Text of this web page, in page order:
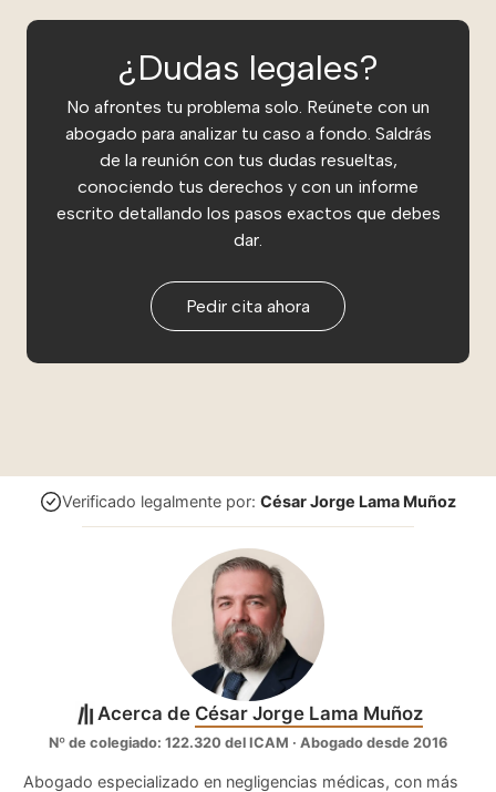
¿Dudas legales?
No afrontes tu problema solo. Reúnete con un
abogado para analizar tu caso a fondo. Saldrás
de la reunión con tus dudas resueltas,
conociendo tus derechos y con un informe
escrito detallando los pasos exactos que debes
dar.
Pedir cita ahora
Verificado legalmente por: César Jorge Lama Muñoz
Acerca de César Jorge Lama Muñoz
Nº de colegiado: 122.320 del ICAM · Abogado desde 2016
Abogado especializado en negligencias médicas, con más